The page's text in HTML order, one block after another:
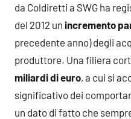
da Coldiretti a SWG ha
del 2012 un incremento
precedente anno) degli
produttore. Una filiera
miliardi di euro, a cui si
significativo dei
un dato di fatto che